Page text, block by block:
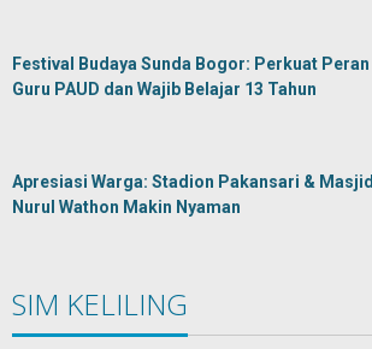
Festival Budaya Sunda Bogor: Perkuat Peran
Guru PAUD dan Wajib Belajar 13 Tahun
Apresiasi Warga: Stadion Pakansari & Masjid
Nurul Wathon Makin Nyaman
SIM KELILING